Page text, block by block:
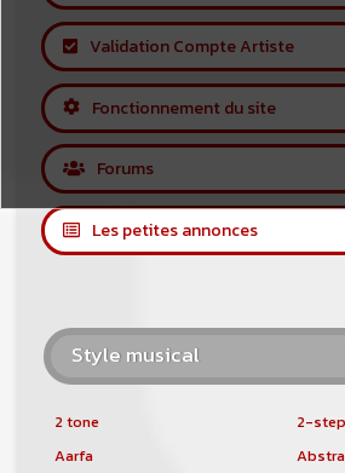
Validation Compte Artiste
Fonctionnement du site
Forums
Les petites annonces
Style musical
2 tone
2-
Aarfa